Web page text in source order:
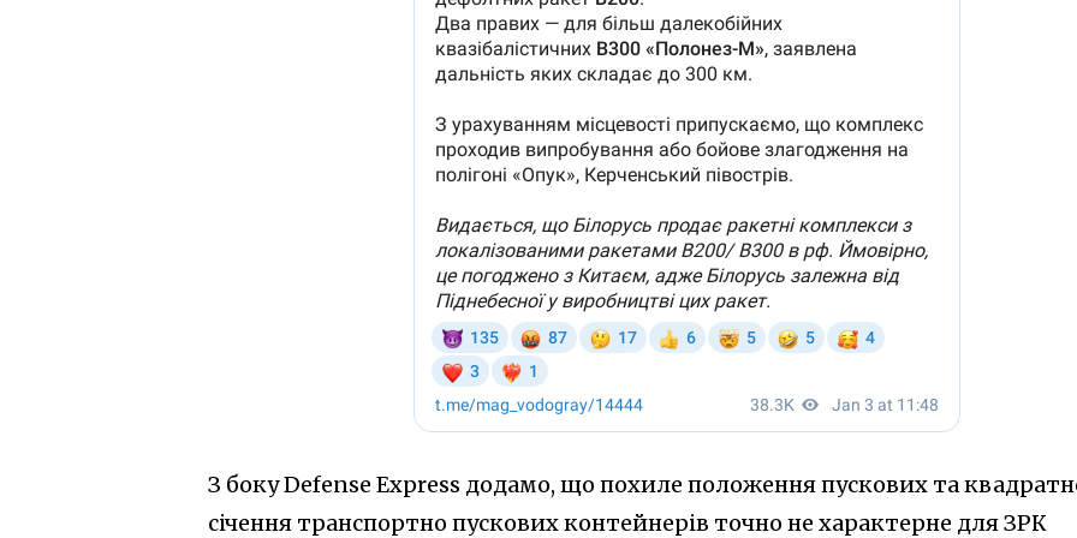
З боку Defense Express додамо, що похиле положення пускових та
січення транспортно пускових контейнерів точно не характерне для ЗРК